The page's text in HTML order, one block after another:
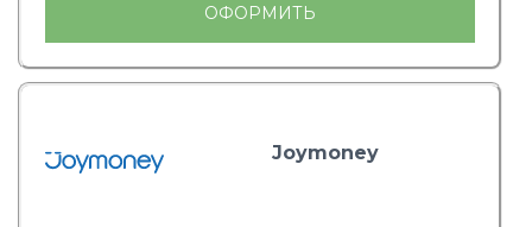
ОФОРМИТЬ
Joymoney